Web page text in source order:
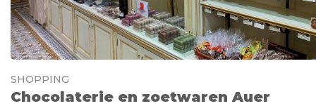
SHOPPING
Chocolaterie en zoetwaren Auer